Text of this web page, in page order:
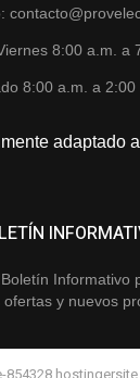
8:00 a.m. a
8:00 a.m. a 2:00
adaptado
Informativo
ofertas y nuevos